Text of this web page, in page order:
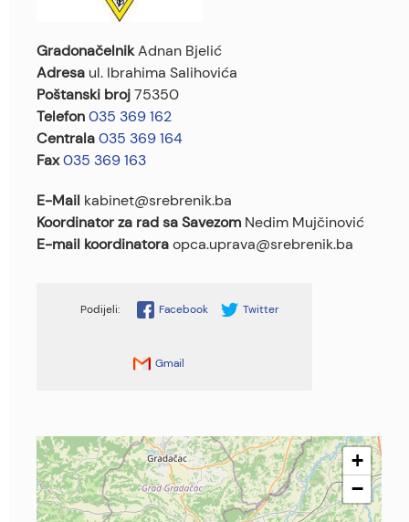
GradonačelnikAdnan Bjelić
Adresa ul. Ibrahima Salihovića
Poštanski broj75350
Telefon035 369 162
Centrala035 369 164
Fax035 369 163
E-Mail kabinet@srebrenik.ba
Koordinator za rad sa Savezom Nedim Mujčinović
E-mail koordinatoraopca.uprava@srebrenik.ba
Facebook Twitter
Gmail
+
−